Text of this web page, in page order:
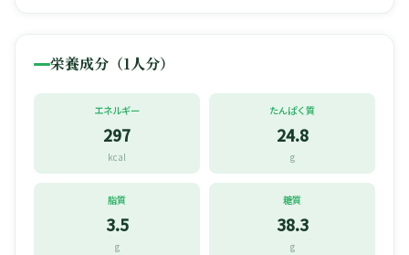
栄養成分（1人分）
エネルギー
297
kcal
たんぱく質
24.8
g
脂質
3.5
g
糖質
38.3
g